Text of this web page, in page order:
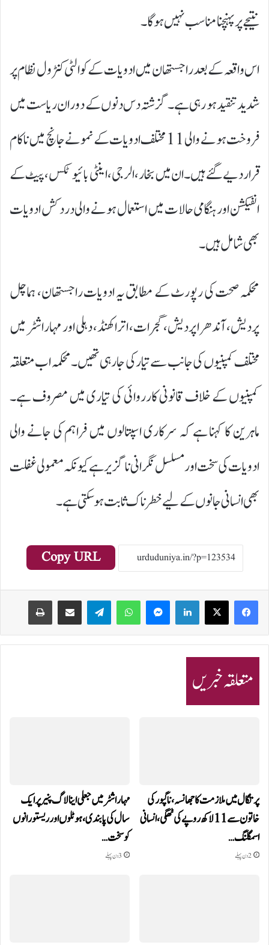
نتیجے پر پہنچنا مناسب نہیں ہوگا۔
اس واقعہ کے بعد راجستھان میں ادویات کے کوالٹی کنٹرول نظام پر
شدید تنقید ہو رہی ہے۔ گزشتہ دس دنوں کے دوران ریاست میں
فروخت ہونے والی 11 مختلف ادویات کے نمونے جانچ میں ناکام
قرار دیے گئے ہیں۔ ان میں بخار، الرجی، اینٹی بائیوٹکس، پیٹ کے
انفیکشن اور ہنگامی حالات میں استعمال ہونے والی درد کش ادویات
بھی شامل ہیں۔
محکمہ صحت کی رپورٹ کے مطابق یہ ادویات راجستھان، ہماچل
پردیش، آندھرا پردیش، گجرات، اتراکھنڈ، دہلی اور مہاراشٹر میں
مختلف کمپنیوں کی جانب سے تیار کی جا رہی تھیں۔ محکمہ اب متعلقہ
کمپنیوں کے خلاف قانونی کارروائی کی تیاری میں مصروف ہے۔
ماہرین کا کہنا ہے کہ سرکاری اسپتالوں میں فراہم کی جانے والی
ادویات کی سخت اور مسلسل نگرانی ناگزیر ہے کیونکہ معمولی غفلت
بھی انسانی جانوں کے لیے خطرناک ثابت ہوسکتی ہے۔
Copy URL
LinkedIn
WhatsApp
Telegram
متعلقہ خبریں
پرتگال میں ملازمت کا جھانسہ،ناگپور کی
خاتون سے 11 لاکھ روپے کی ٹھگی، انسانی
اسمگلنگ…
2 دن پہلے
مہاراشٹر میں جعلی اینالاگ پنیر پر ایک
سال کی پابندی، ہوٹلوں اور ریستورانوں
کو سخت…
3 دن پہلے